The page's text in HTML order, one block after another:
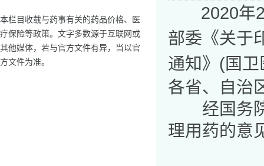
本栏目收载与药事有关的药品价格、医
疗保险等政策。文字多数源于互联网或
其他媒体，若与官方文件有异，当以官
方文件为准。
2020年2
部委《关于
通知》(国
各省、自治
经国务院
理用药的意